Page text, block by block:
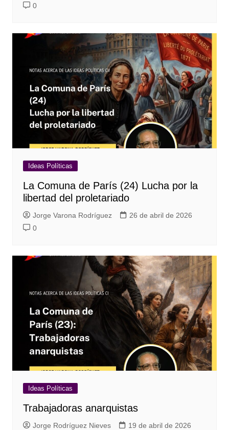
0
Ideas Políticas
La Comuna de París (24) Lucha por la
libertad del proletariado
Jorge Varona Rodríguez
26 de abril de 2026
0
Ideas Políticas
Trabajadoras anarquistas
Jorge Rodríguez Nieves
19 de abril de 2026